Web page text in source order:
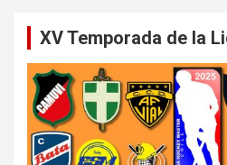
XV Temporada de la